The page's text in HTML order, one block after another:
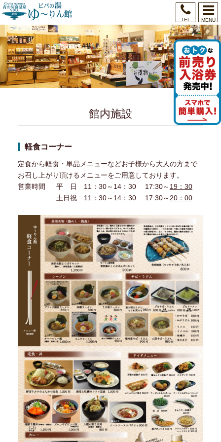
TEL MENU
館内施設
軽食コーナー
定食から軽食・単品メニューなどお子様から大人の方まで
お召し上がり頂けるメニューをご用意しております。
営業時間 平 日 11：30～14：30 17:30～ 19：30
土日祝 11：30～14：30 17:30～ 20：00